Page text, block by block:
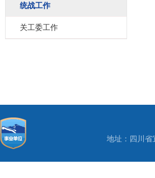
统战工作
关工委工作
地址：四川